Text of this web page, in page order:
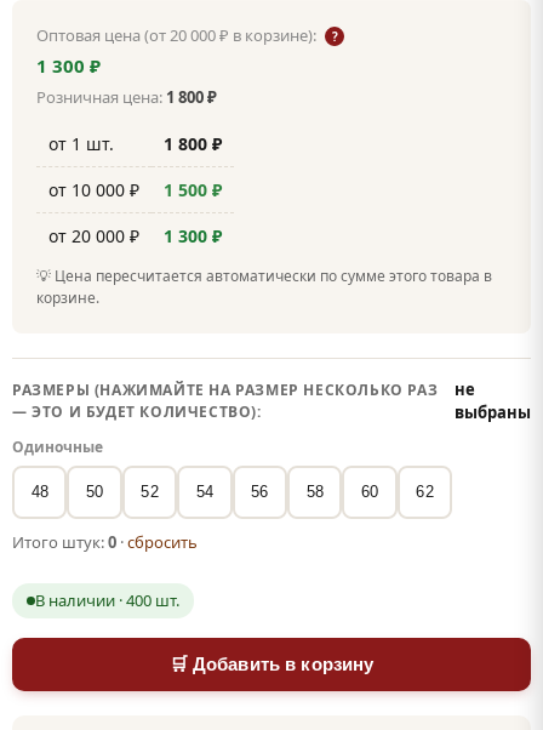
Оптовая цена (от 20 000 ₽ в корзине): ?
1 300 ₽
Розничная цена: 1 800 ₽
от 1 шт.
1 800 ₽
от 10 000 ₽
1 500 ₽
от 20 000 ₽
1 300 ₽
💡 Цена пересчитается автоматически по сумме этого товара в
корзине.
РАЗМЕРЫ (НАЖИМАЙТЕ НА РАЗМЕР НЕСКОЛЬКО РАЗ
— ЭТО И БУДЕТ КОЛИЧЕСТВО):
не
выбраны
Одиночные
48 50 52 54 56 58 60 62
Итого штук:0 ·сбросить
В наличии · 400 шт.
🛒 Добавить в корзину